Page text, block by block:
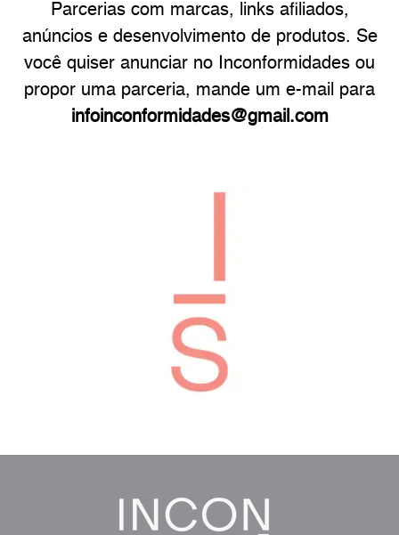
Parcerias com marcas, links afiliados,
anúncios e desenvolvimento de produtos. Se
você quiser anunciar no Inconformidades ou
propor uma parceria, mande um e-mail para
infoinconformidades@gmail.com